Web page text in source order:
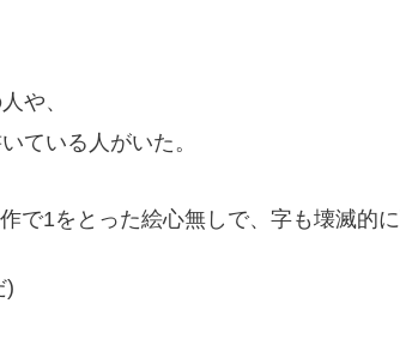
や、
ている人がいた。
で1をとった絵心無しで、字も壊滅的に
)